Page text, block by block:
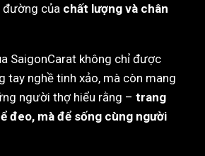
của chất lượng và chân
SaigonCarat không chỉ được
tay nghề tinh xảo, mà còn mang
người thợ hiểu rằng – trang
đeo, mà để sống cùng người